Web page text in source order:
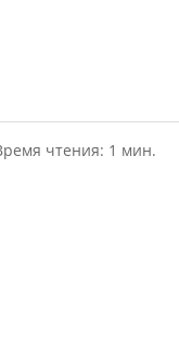
чтения: 1 мин.